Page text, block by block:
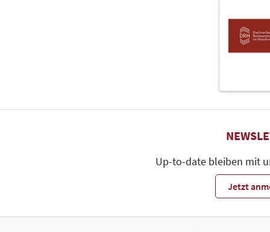
Up-to-date bleiben mit
Jetzt